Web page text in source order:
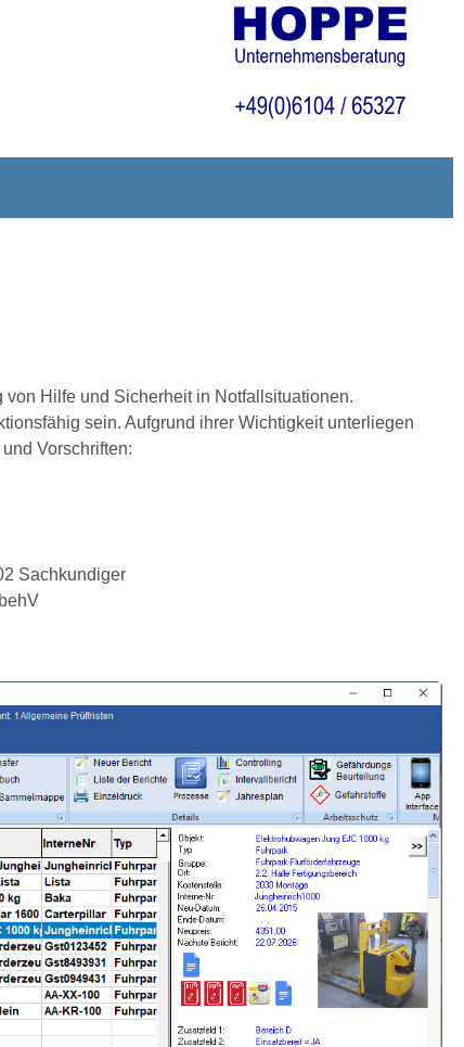
Hilfe und Sicherheit in Notfallsituationen.
sein. Aufgrund ihrer Wichtigkeit unterliegen
Vorschriften:
Sachkundiger